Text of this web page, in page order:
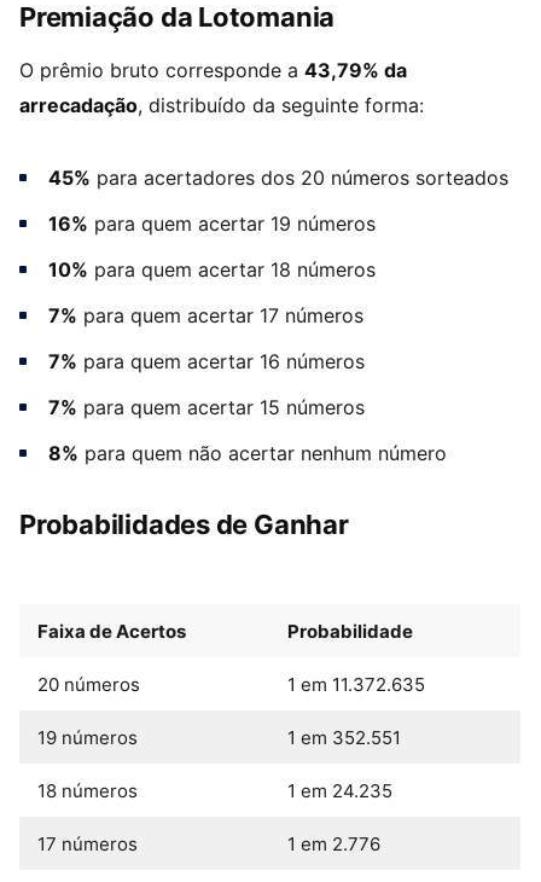
Premiação da Lotomania
O prêmio bruto corresponde a 43,79% da
arrecadação, distribuído da seguinte forma:
45% para acertadores dos 20 números sorteados
16% para quem acertar 19 números
10% para quem acertar 18 números
7% para quem acertar 17 números
7% para quem acertar 16 números
7% para quem acertar 15 números
8% para quem não acertar nenhum número
Probabilidades de Ganhar
Faixa de Acertos Probabilidade
20 números 1 em 11.372.635
19 números 1 em 352.551
18 números 1 em 24.235
17 números 1 em 2.776